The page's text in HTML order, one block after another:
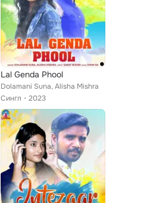
Lal Genda Phool
Dolamani Suna, Alisha Mishra
Сингл
2023